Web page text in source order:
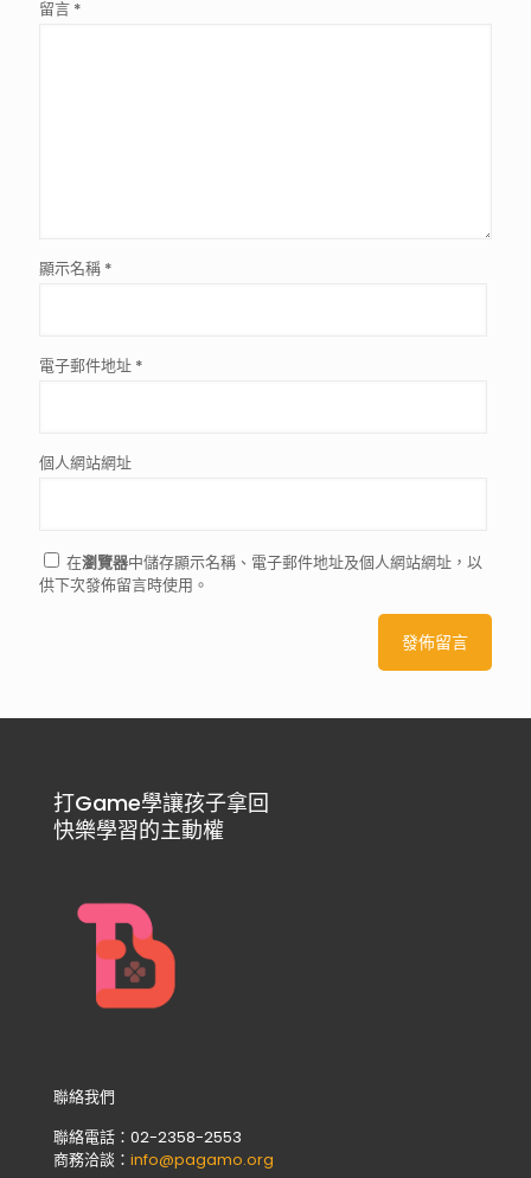
留言 *
顯示名稱 *
電子郵件地址 *
個人網站網址
在瀏覽器中儲存顯示名稱、電子郵件地址及個人網站網址，以
供下次發佈留言時使用。
打Game學讓孩子拿回
快樂學習的主動權
聯絡我們
聯絡電話：02-2358-2553
商務洽談： info@pagamo.org